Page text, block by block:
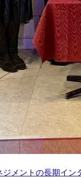
メントの長期イン